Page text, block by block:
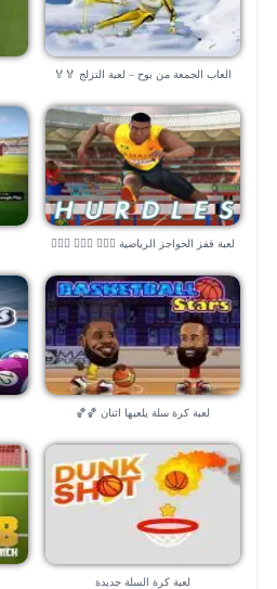
العاب الجمعة من بوح – لعبة التزلج 🏅🏅
لعبة قفز الحواجز الرياضية 🏃🏻‍♂️ 🏃🏻‍♂️ 🏃🏻‍♂️
لعبة كرة سلة يلعبها اثنان 🏀🏀
لعبة كرة السلة جديدة